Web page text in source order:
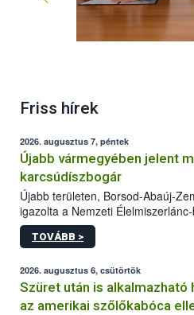
Friss hírek
2026. augusztus 7, péntek
Újabb vármegyében jelent
karcsúdíszbogár
Újabb területen, Borsod-Abaúj-
igazolta a Nemzeti
kőrisrontó karcsúdíszbogár
kártevőt nem csak színcsapdában
az intenzív felderítést, emellett az
hatósággal is összehangolják a
TOVÁBB >
2026. augusztus 6, csütörtök
Szüret után is alkalmazható
az amerikai szőlőkabóca